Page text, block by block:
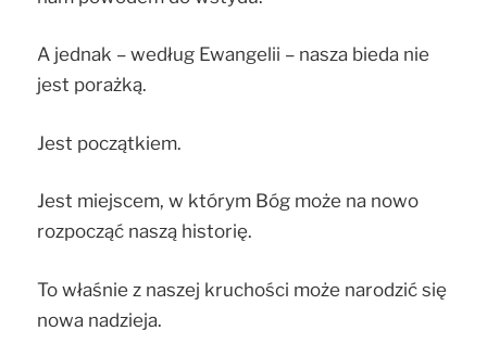
A jednak – według Ewangelii – nasza bieda nie
jest porażką.
Jest początkiem.
Jest miejscem, w którym Bóg może na nowo
rozpocząć naszą historię.
To właśnie z naszej kruchości może narodzić się
nowa nadzieja.